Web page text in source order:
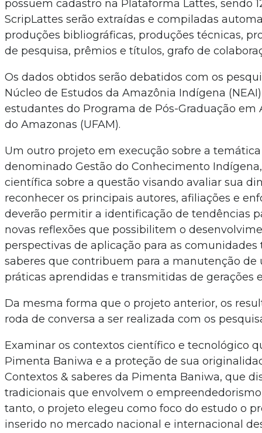
possuem cadastro na Plataforma Lattes, sendo
ScripLattes serão extraídas e compiladas
produções bibliográficas, produções técnicas,
de pesquisa, prêmios e títulos, grafo de
Os dados obtidos serão debatidos com os
Núcleo de Estudos da Amazônia Indígena
estudantes do Programa de Pós-Graduação
do Amazonas (UFAM).
Um outro projeto em execução sobre a
denominado Gestão do Conhecimento
científica sobre a questão visando avaliar sua
reconhecer os principais autores, afiliações e
deverão permitir a identificação de tendências
novas reflexões que possibilitem o
perspectivas de aplicação para as
saberes que contribuem para a manutenção
práticas aprendidas e transmitidas de gerações
Da mesma forma que o projeto anterior, os
roda de conversa a ser realizada com os
Examinar os contextos científico e tecnológico
Pimenta Baniwa e a proteção de sua
Contextos & saberes da Pimenta Baniwa, que
tradicionais que envolvem o
tanto, o projeto elegeu como foco do estudo o
inserido no mercado nacional e internacional